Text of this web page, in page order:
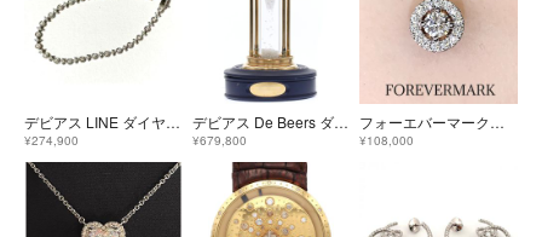
デビアス LINE ダイヤモンド ブレスレット K18WG 1.5ct
¥274,900
デビアス De Beers ダイヤモンドアワーグラス砂時計 2000年限定ミレニアム記念 2000個限定 内箱付き_828007
¥679,800
フォーエバーマーク プラチナ ダイヤモンド ペンダントネックレス
¥108,000